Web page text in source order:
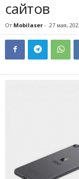
сайтов
От Mobilaser - 27 мая,